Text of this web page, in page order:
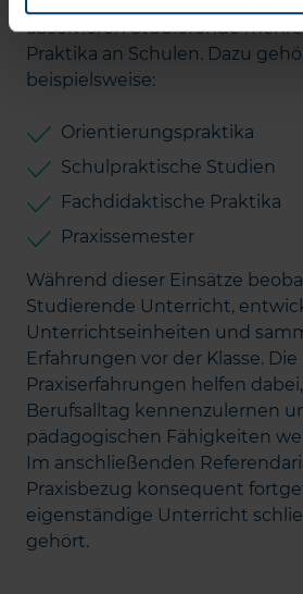
absolvieren Studierende
Praktika an Schulen. Dazu
beispielsweise:
Orientierungspraktika
Schulpraktische Studien
Fachdidaktische Praktika
Praxissemester
Während dieser Einsätze
Studierende Unterricht,
Unterrichtseinheiten und
Erfahrungen vor der Klasse. Die
Praxiserfahrungen helfen
Berufsalltag kennenzulernen
pädagogischen Fähigkeiten
Im anschließenden
Praxisbezug konsequent
eigenständige Unterricht
gehört.